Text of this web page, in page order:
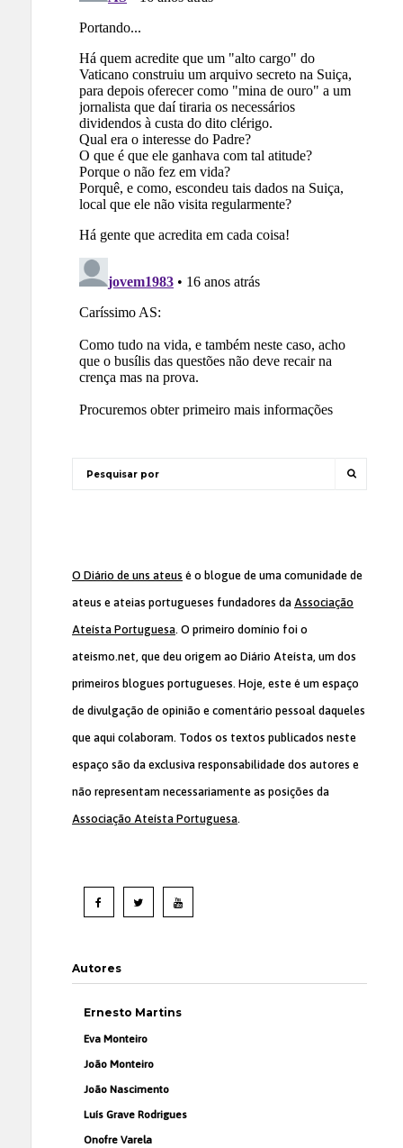
O Diário de uns ateus é o blogue de uma comunidade de
ateus e ateias portugueses fundadores da Associação
Ateísta Portuguesa. O primeiro domínio foi o
ateismo.net, que deu origem ao Diário Ateísta, um dos
primeiros blogues portugueses. Hoje, este é um espaço
de divulgação de opinião e comentário pessoal daqueles
que aqui colaboram. Todos os textos publicados neste
espaço são da exclusiva responsabilidade dos autores e
não representam necessariamente as posições da
Associação Ateísta Portuguesa.
Autores
Ernesto Martins
Eva Monteiro
João Monteiro
João Nascimento
Luís Grave Rodrigues
Onofre Varela